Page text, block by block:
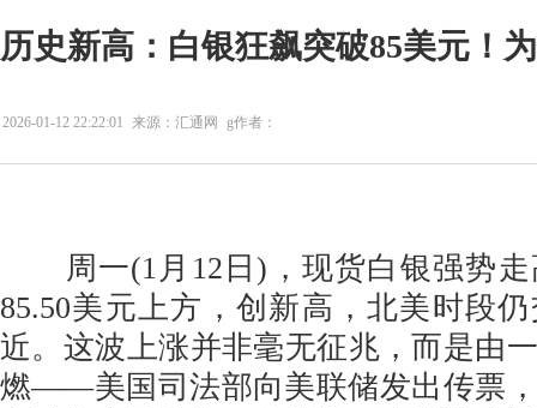
历史新高：白银狂飙突破85美元！
2026-01-12 22:22:01 来源：汇通网 g作者：
周一(1月12日)，现货白银强势走
85.50美元上方，创新高，北美时段
近。这波上涨并非毫无征兆，而是由
燃——美国司法部向美联储发出传票